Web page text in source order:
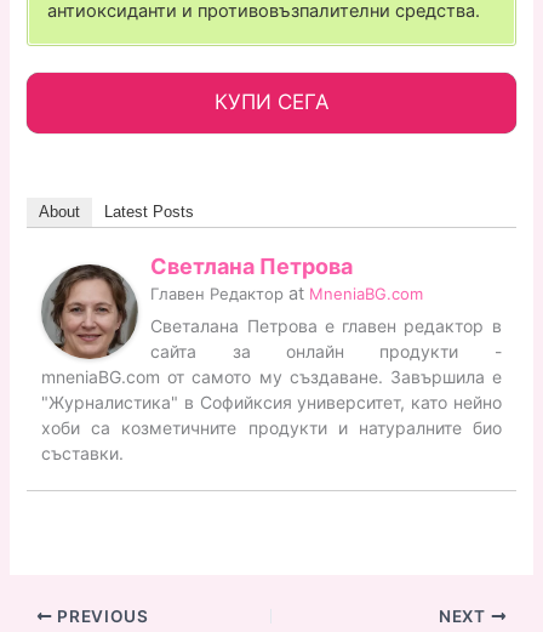
антиоксиданти и противовъзпалителни средства.
КУПИ СЕГА
About Latest Posts
Светлана Петрова
Главен Редактор at MneniaBG.com
Светалана Петрова е главен редактор в
сайта за онлайн продукти -
mneniaBG.com от самото му създаване. Завършила е
"Журналистика" в Софийксия университет, като нейно
хоби са козметичните продукти и натуралните био
съставки.
PREVIOUS NEXT